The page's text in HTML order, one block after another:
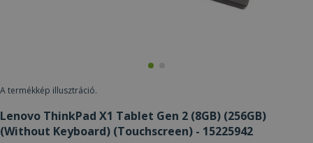
A termékkép illusztráció.
Lenovo ThinkPad X1 Tablet Gen 2 (8GB) (256GB)
(Without Keyboard) (Touchscreen) - 15225942